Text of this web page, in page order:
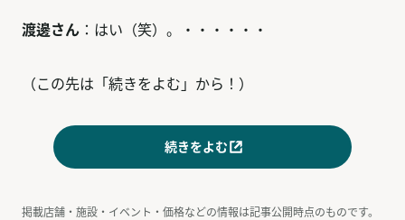
渡邊さん ：はい（笑）。・・・・・・
（この先は「続きをよむ」から！）
続きをよむ
掲載店舗・施設・イベント・価格などの情報は記事公開時点のものです。